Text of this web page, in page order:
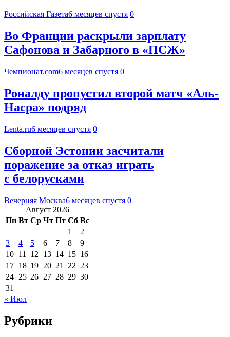
Российская Газета6 месяцев спустя 0
Во Франции раскрыли зарплату
Сафонова и Забарного в «ПСЖ»
Чемпионат.com6 месяцев спустя 0
Роналду пропустил второй матч «Аль-
Насра» подряд
Lenta.ru6 месяцев спустя 0
Сборной Эстонии засчитали
поражение за отказ играть
с белорусками
Вечерняя Москва6 месяцев спустя 0
Август 2026
Пн Вт Ср Чт Пт Сб Вс
1
2
3
4 5 6 7 8
9
10 11 12 13 14 15 16
17 18 19 20 21 22 23
24 25 26 27 28 29 30
31
« Июл
Рубрики